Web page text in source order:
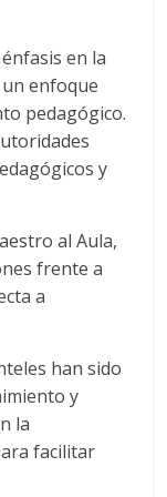
en la
enfoque
pedagógico.
y
al Aula,
frente a
a
han sido
y
la
facilitar